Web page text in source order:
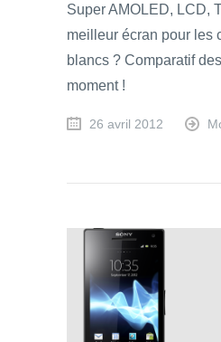
Super AMOLED, LCD,
meilleur écran pour les
blancs ? Comparatif
moment !
26 avril 2012